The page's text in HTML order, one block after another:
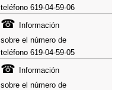
teléfono 619-04-59-06
☎ Información
sobre el número de
teléfono 619-04-59-05
☎ Información
sobre el número de